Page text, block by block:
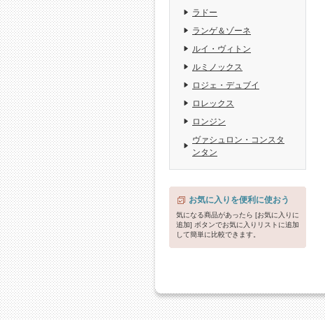
ラドー
ランゲ＆ゾーネ
ルイ・ヴィトン
ルミノックス
ロジェ・デュブイ
ロレックス
ロンジン
ヴァシュロン・コンスタ
ンタン
お気に入りを便利に使おう
気になる商品があったら [お気に入りに
追加] ボタンでお気に入りリストに追加
して簡単に比較できます。